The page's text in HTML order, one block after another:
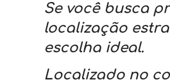
Se você busca
localização
escolha ideal.
Localizado no